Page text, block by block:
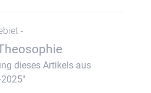
-
dieses Artikels aus